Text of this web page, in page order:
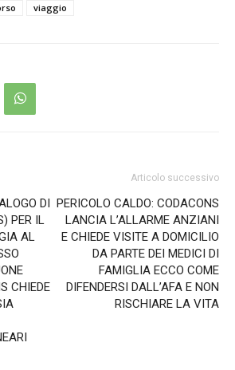
viaggio
DI
PER IL
AL
CHIEDE
Articolo successivo
PERICOLO CALDO: CODACONS
LANCIA L’ALLARME ANZIANI
E CHIEDE VISITE A DOMICILIO
DA PARTE DEI MEDICI DI
FAMIGLIA ECCO COME
DIFENDERSI DALL’AFA E NON
RISCHIARE LA VITA